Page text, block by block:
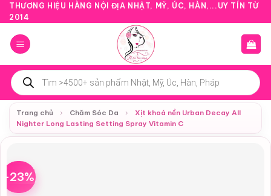
Bỏ
qua
nội
dung
THƯƠNG HIỆU HÀNG NỘI ĐỊA NHẬT, MỸ, ÚC, HÀN,...UY TÍN TỪ
2014
Tìm
kiếm
sản
phẩm
Trang chủ
› Chăm Sóc Da ›
Xịt khoá nền Urban Decay All
Nighter Long Lasting Setting Spray Vitamin C
-23%